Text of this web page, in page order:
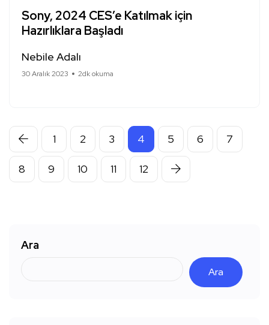
Sony, 2024 CES’e Katılmak için
Hazırlıklara Başladı
Nebile Adalı
30 Aralık 2023 2dk okuma
1 2 3 4 5 6 7
8 9 10 11 12
Ara
Ara